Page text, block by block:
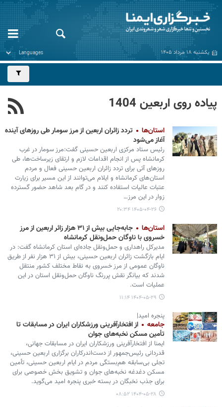
یکشنبه ۱۸ مرداد ۱۴۰۵
پیاده روی اربعین 1404
استان‌ها
تردد زائران اربعین از مرز سومار طی روزهای آینده
آغاز می‌شود
رئیس ستاد مرکزی اربعین حسینی گفت:مرز سومار در غرب
کرمانشاه پس از انجام اقدامات لازم و ارتقای زیرساخت‌ها، طی
روزهای آتی برای تردد زائران اربعین حسینی فعال و مردم
استان‌های کرمانشاه و ایلام می‌توانند از این مسیر برای زیارت
عتبات عالیات استفاده کنند و در گام بعد شاهد حضور گسترده
زوار در این مرز…
۱۴۰۵-۰۴-۲۶ ۲۰:۳۴
استان‌ها
جابه‌جایی بیش از ۳۱ هزار زائر اربعین از مرز
خسروی با ناوگان حمل‌ونقل کرمانشاه
مدیرکل راهداری و حمل‌ونقل جاده‌ای استان کرمانشاه گفت: در
ایام بازگشت زائران اربعین حسینی، بیش از ۳۱ هزار نفر از طریق
ناوگان عمومی از مرز خسروی به نقاط مختلف کشور منتقل
شدند که بیانگر نقش پررنگ ناوگان حمل‌ونقل استان در این
عملیات است.
۱۴۰۴-۰۵-۲۹ ۱۱:۱۴
پنجره امید|
جامعه
از افتخارآفرینی ورزشکاران ایران در مسابقات تا
تأمین مسکن نخبه‌های جوان
ایمنا از افتخارآفرینی ورزشکاران ایران در مسابقات جهانی،
قدردانی رئیس‌جمهور از دست‌اندرکاران برگزاری اربعین حسینی،
تجلی بی‌سابقه هم‌بستگی مردم در ایام اربعین حسینی، تأمین
مسکن دغدغه نخبه‌های جوان و تشویق بخش خصوصی برای
برای جذب نخبگان در بسته خبری پنجره امید می‌گوید.
۱۴۰۴-۰۵-۲۸ ۰۸:۵۲